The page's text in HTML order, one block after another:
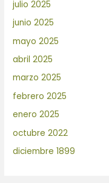
julio 2025
junio 2025
mayo 2025
abril 2025
marzo 2025
febrero 2025
enero 2025
octubre 2022
diciembre 1899